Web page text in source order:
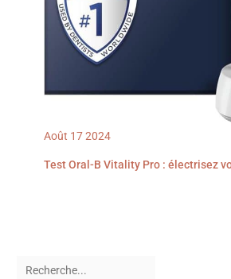
Août 172024
Test Oral-B Vitality Pro : électrisez